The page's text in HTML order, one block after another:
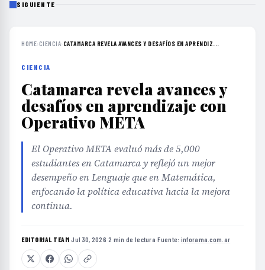
SIGUIENTE
HOME›CIENCIA› CATAMARCA REVELA AVANCES Y DESAFÍOS EN APRENDIZ...
CIENCIA
Catamarca revela avances y
desafíos en aprendizaje con
Operativo META
El Operativo META evaluó más de 5,000
estudiantes en Catamarca y reflejó un mejor
desempeño en Lenguaje que en Matemática,
enfocando la política educativa hacia la mejora
continua.
EDITORIAL TEAM·Jul 30, 2026·2 min de lectura·Fuente: inforama.com.ar